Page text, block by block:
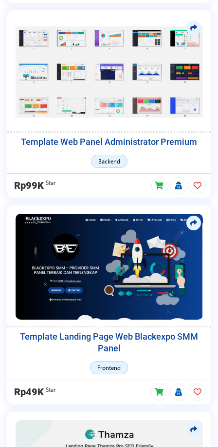
Template Web Panel Administrator Premium
Backend
Rp99K Star
Template Landing Page Web Blackexpo SMM
Panel
Frontend
Rp49K Star